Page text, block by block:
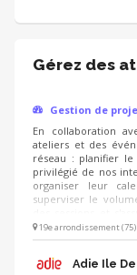
Gérez des
Gestion de
En collaboration
ateliers et des
réseau : planifier
privilégié de nos
organiser leur
superviser le
informations. -
satisfaction des
trimestre à l’autre.
19e arrondissement (75)
Adie Ile